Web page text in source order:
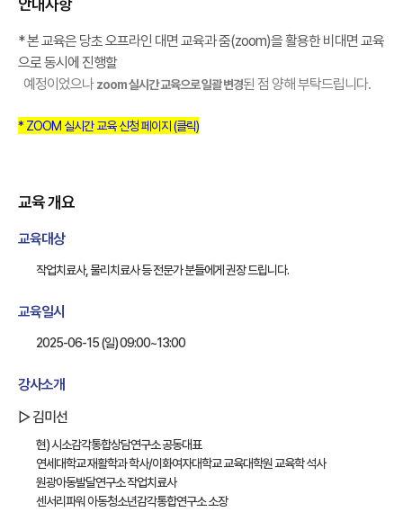
안내사항
* 본 교육은 당초 오프라인 대면 교육과 줌(zoom)을 활용한 비대면 교육
으로 동시에 진행할
예정이었으나zoom 실시간 교육으로 일괄 변경된 점 양해 부탁드립니다.
* ZOOM 실시간 교육 신청 페이지 (클릭)
교육 개요
교육대상
작업치료사, 물리치료사 등 전문가 분들에게 권장 드립니다.
교육일시
2025-06-15 (일) 09:00~13:00
강사소개
▷ 김미선
현) 시소감각통합상담연구소 공동대표
연세대학교 재활학과 학사/이화여자대학교 교육대학원 교육학 석사
원광아동발달연구소 작업치료사
센서리파워 아동청소년감각통합연구소 소장